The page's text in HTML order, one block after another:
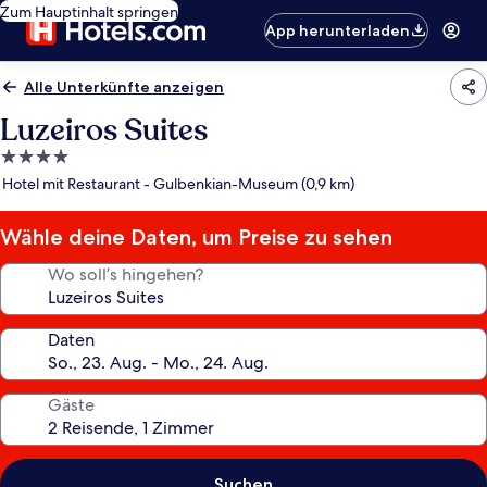
Zum Hauptinhalt springen
App herunterladen
Alle Unterkünfte anzeigen
Luzeiros Suites
4.0-
Sterne-
Hotel mit Restaurant - Gulbenkian-Museum (0,9 km)
Wähle deine Daten, um Preise zu sehen
Wo soll’s hingehen?
Daten
Gäste